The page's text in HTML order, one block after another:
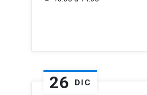
26 DIC